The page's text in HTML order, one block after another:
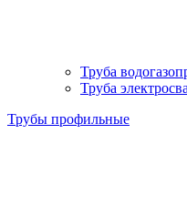
Труба
Труба
Трубы профильные